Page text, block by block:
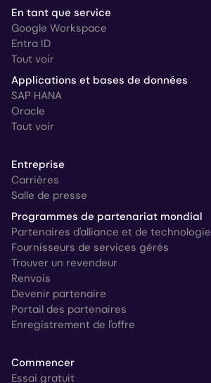
En tant que service
Google Workspace
Entra ID
Tout voir
Applications et bases de données
SAP HANA
Oracle
Tout voir
Entreprise
Carrières
Salle de presse
Programmes de partenariat mondial
Partenaires d'alliance et de technologie
Fournisseurs de services gérés
Trouver un revendeur
Renvois
Devenir partenaire
Portail des partenaires
Enregistrement de l'offre
Commencer
Essai gratuit